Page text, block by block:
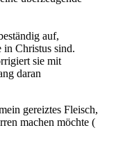
auf,
in Christus sind.
sie mit
daran
gereiztes Fleisch,
machen möchte (